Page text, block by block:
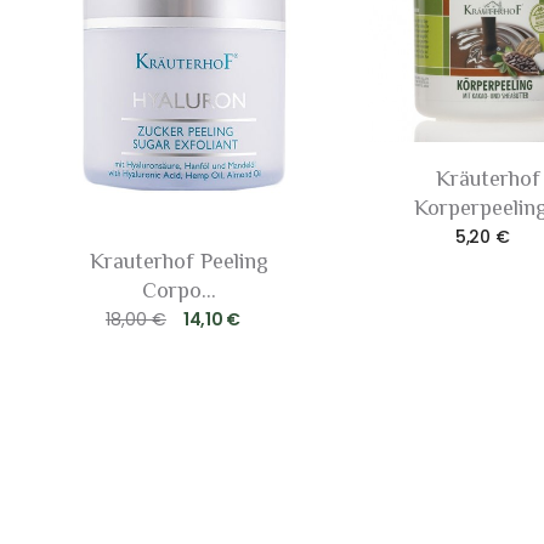
Krauterhof Peeling
Corpo...
18,00 €
14,10 €
Kräuterhof
5,20 €